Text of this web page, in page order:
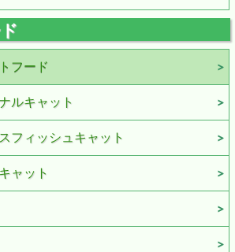
フード
ルキャット
フィッシュキャット
ャット